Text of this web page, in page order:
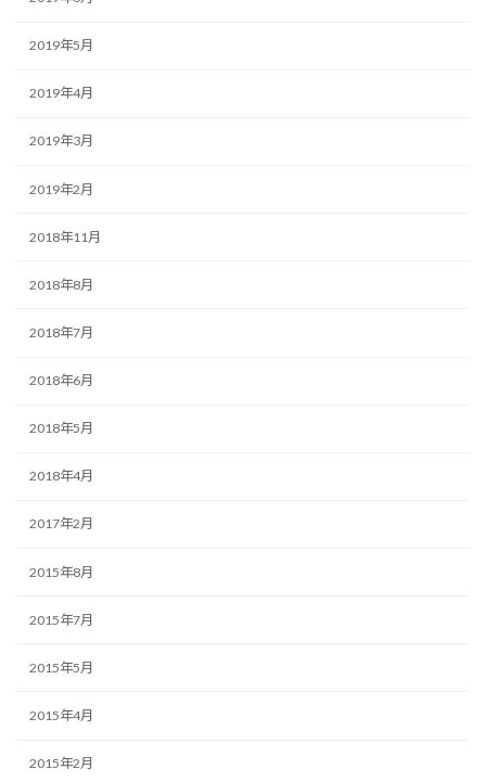
2019年5月
2019年4月
2019年3月
2019年2月
2018年11月
2018年8月
2018年7月
2018年6月
2018年5月
2018年4月
2017年2月
2015年8月
2015年7月
2015年5月
2015年4月
2015年2月